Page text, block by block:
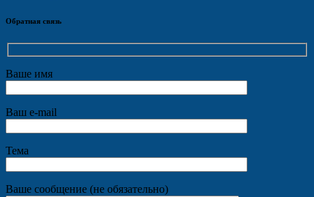
Обратная связь
Ваше имя
Ваш e-mail
Тема
Ваше сообщение (не обязательно)